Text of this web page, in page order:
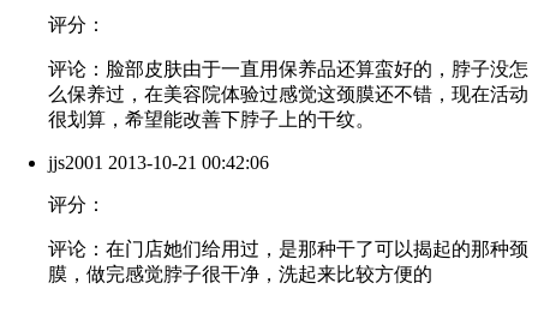
评分：
评论：脸部皮肤由于一直用保养品还算蛮好的，脖子没怎
么保养过，在美容院体验过感觉这颈膜还不错，现在活动
很划算，希望能改善下脖子上的干纹。
jjs2001 2013-10-21 00:42:06
评分：
评论：在门店她们给用过，是那种干了可以揭起的那种颈
膜，做完感觉脖子很干净，洗起来比较方便的